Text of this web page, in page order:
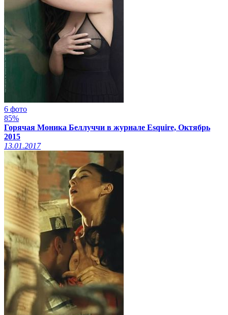
6 фото
85%
Горячая Моника Беллуччи в журнале Esquire, Октябрь
2015
13.01.2017